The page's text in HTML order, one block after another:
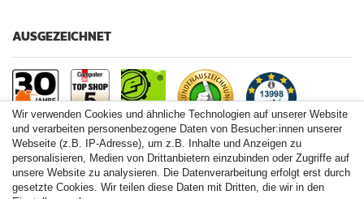
AUSGEZEICHNET
Paintball.de World
Paintball Shop International
Wir verwenden Cookies und ähnliche Technologien auf unserer Website
und verarbeiten personenbezogene Daten von Besucher:innen unserer
Webseite (z.B. IP-Adresse), um z.B. Inhalte und Anzeigen zu
personalisieren, Medien von Drittanbietern einzubinden oder Zugriffe auf
unsere Website zu analysieren. Die Datenverarbeitung erfolgt erst durch
gesetzte Cookies. Wir teilen diese Daten mit Dritten, die wir in den